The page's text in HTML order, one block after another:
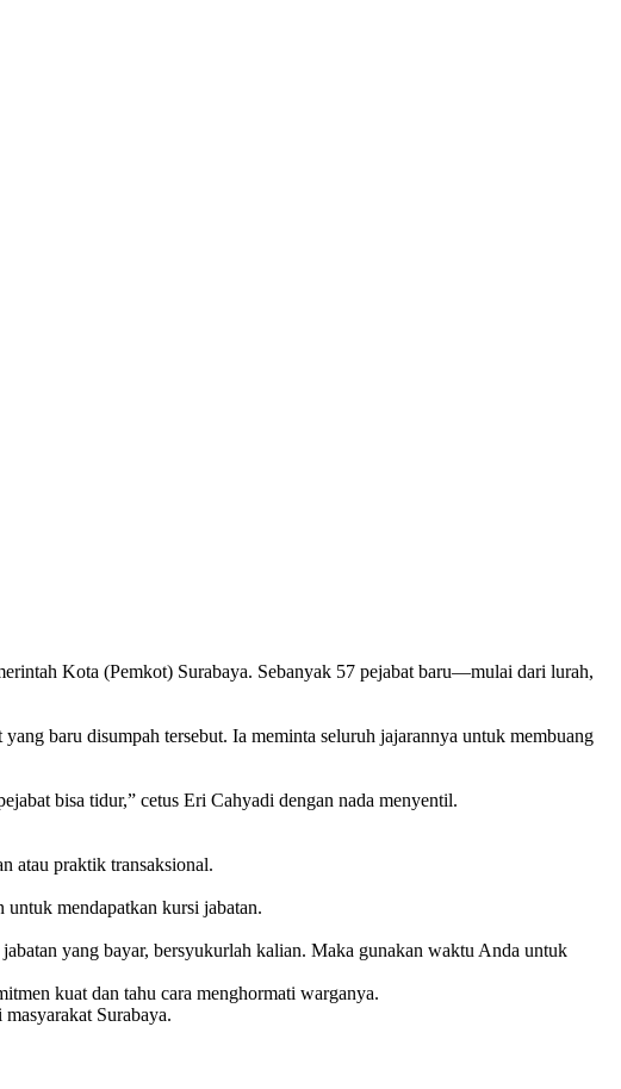
Kota (Pemkot) Surabaya. Sebanyak 57 pejabat baru—mulai dari lurah,
baru disumpah tersebut. Ia meminta seluruh jajarannya untuk membuang
bisa tidur,” cetus Eri Cahyadi dengan nada menyentil.
atau praktik transaksional.
mendapatkan kursi jabatan.
yang bayar, bersyukurlah kalian. Maka gunakan waktu Anda untuk
kuat dan tahu cara menghormati warganya.
Surabaya.